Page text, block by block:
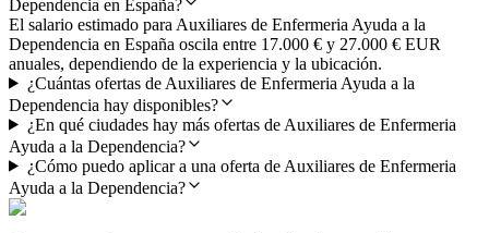
Dependencia en España?
El salario estimado para Auxiliares de Enfermeria Ayuda a la
Dependencia en España oscila entre 17.000 € y 27.000 € EUR
anuales, dependiendo de la experiencia y la ubicación.
¿Cuántas ofertas de Auxiliares de Enfermeria Ayuda a la
Dependencia hay disponibles?
¿En qué ciudades hay más ofertas de Auxiliares de Enfermeria
Ayuda a la Dependencia?
¿Cómo puedo aplicar a una oferta de Auxiliares de Enfermeria
Ayuda a la Dependencia?